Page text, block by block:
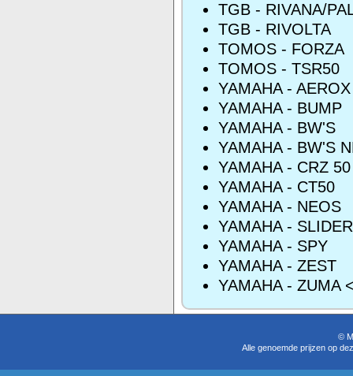
TGB - RIVANA/
TGB - RIVOLTA
TOMOS - FORZA
TOMOS - TSR50
YAMAHA - AEROX
YAMAHA - BUMP
YAMAHA - BW'S
YAMAHA - BW'S
YAMAHA - CRZ 50
YAMAHA - CT50
YAMAHA - NEOS
YAMAHA - SLIDER
YAMAHA - SPY
YAMAHA - ZEST
YAMAHA - ZUMA
©
Alle genoemde prijzen op